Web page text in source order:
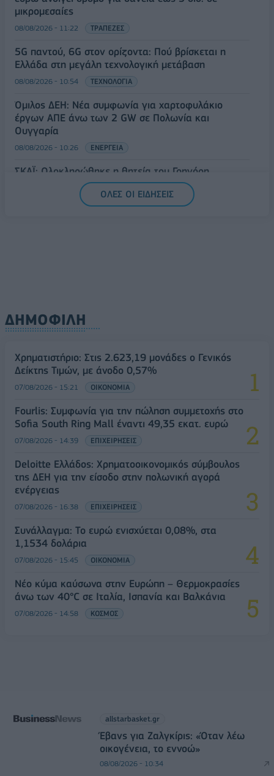
μικρομεσαίες
08/08/2026 - 11:22 ΤΡΑΠΕΖΕΣ
5G παντού, 6G στον ορίζοντα: Πού βρίσκεται η
Ελλάδα στη μεγάλη τεχνολογική μετάβαση
08/08/2026 - 10:54 ΤΕΧΝΟΛΟΓΙΑ
Όμιλος ΔΕΗ: Νέα συμφωνία για χαρτοφυλάκιο
έργων ΑΠΕ άνω των 2 GW σε Πολωνία και
Ουγγαρία
08/08/2026 - 10:26 ΕΝΕΡΓΕΙΑ
ΣΚΑΪ: Ολοκληρώθηκε η θητεία του Γρηγόρη
Δημητριάδη - Ο Γιάννης Αλαφούζος επιστρέφει στη
ΟΛΕΣ ΟΙ ΕΙΔΗΣΕΙΣ
ΔΗΜΟΦΙΛΗ
Χρηματιστήριο: Στις 2.623,19 μονάδες ο Γενικός
Δείκτης Τιμών, με άνοδο 0,57%
07/08/2026 - 15:21 ΟΙΚΟΝΟΜΙΑ
Fourlis: Συμφωνία για την πώληση συμμετοχής στο
Sofia South Ring Mall έναντι 49,35 εκατ. ευρώ
07/08/2026 - 14:39 ΕΠΙΧΕΙΡΗΣΕΙΣ
Deloitte Ελλάδος: Χρηματοοικονομικός σύμβουλος
της ΔΕΗ για την είσοδο στην πολωνική αγορά
ενέργειας
07/08/2026 - 16:38 ΕΠΙΧΕΙΡΗΣΕΙΣ
Συνάλλαγμα: Το ευρώ ενισχύεται 0,08%, στα
1,1534 δολάρια
07/08/2026 - 15:45 ΟΙΚΟΝΟΜΙΑ
Νέο κύμα καύσωνα στην Ευρώπη – Θερμοκρασίες
άνω των 40°C σε Ιταλία, Ισπανία και Βαλκάνια
07/08/2026 - 14:58 ΚΟΣΜΟΣ
allstarbasket.gr
Έβανς για Ζαλγκίρις: «Όταν λέω
οικογένεια, το εννοώ»
08/08/2026 - 10:34